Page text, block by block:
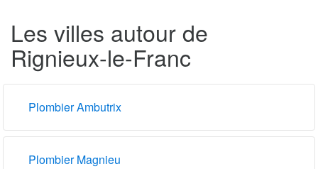
Les villes autour de
Rignieux-le-Franc
Plombier Ambutrix
Plombier Magnieu